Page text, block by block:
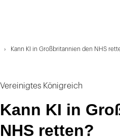
Kann KI in Großbritannien den NHS
Vereinigtes Königreich
Kann KI in
NHS retten?